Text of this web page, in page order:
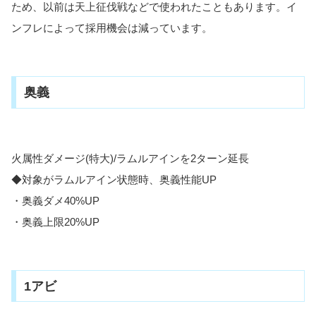
ため、以前は天上征伐戦などで使われたこともあります。イ
ンフレによって採用機会は減っています。
奥義
火属性ダメージ(特大)/ラムルアインを2ターン延長
◆対象がラムルアイン状態時、奥義性能UP
・奥義ダメ40%UP
・奥義上限20%UP
1アビ